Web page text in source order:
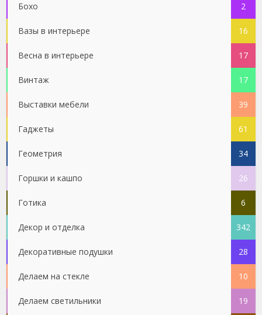
Бохо 2
Вазы в интерьере 16
Весна в интерьере 17
Винтаж 17
Выставки мебели 39
Гаджеты 61
Геометрия 34
Горшки и кашпо 26
Готика 6
Декор и отделка 342
Декоративные подушки 28
Делаем на стекле 10
Делаем светильники 19